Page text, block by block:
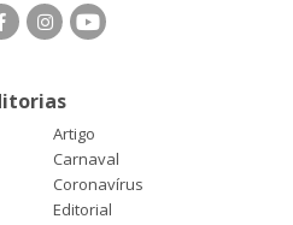
Artigo
Carnaval
Coronavírus
Editorial